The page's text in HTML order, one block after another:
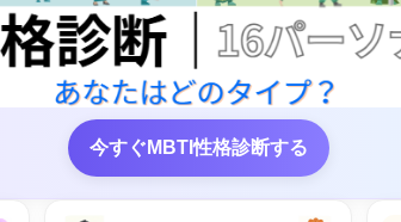
今すぐMBTI性格診断する